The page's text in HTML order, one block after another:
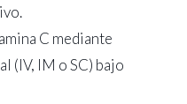
C mediante
(IV, IM o SC) bajo